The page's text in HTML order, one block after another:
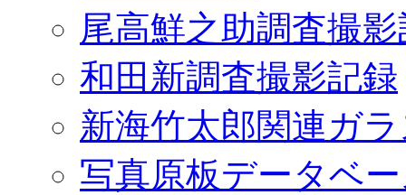
尾高鮮之助調査撮
和田新調査撮影記録
新海竹太郎関連ガ
写真原板データベ